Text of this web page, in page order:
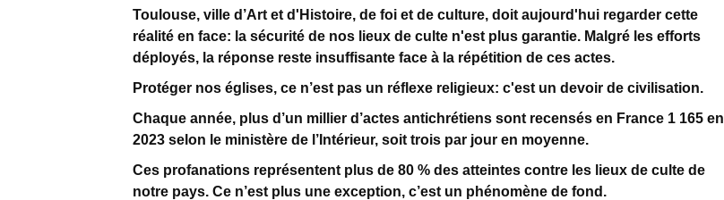
Toulouse, ville d’Art et d'Histoire, de foi et de culture, doit aujourd'hui regarder cette
réalité en face: la sécurité de nos lieux de culte n'est plus garantie. Malgré les efforts
déployés, la réponse reste insuffisante face à la répétition de ces actes.
Protéger nos églises, ce n’est pas un réflexe religieux: c'est un devoir de civilisation.
Chaque année, plus d’un millier d’actes antichrétiens sont recensés en France 1 165 en
2023 selon le ministère de l’Intérieur, soit trois par jour en moyenne.
Ces profanations représentent plus de 80 % des atteintes contre les lieux de culte de
notre pays. Ce n’est plus une exception, c’est un phénomène de fond.